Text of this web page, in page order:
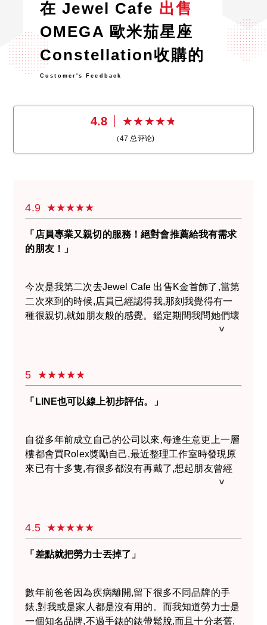
在 Jewel Cafe 出售
OMEGA 歐米茄星座
Constellation收購的
Customer's Feedback
4.8
（47 总评论)
4.9
「店員專業又親切的服務！絕對會推薦給我有需求
的朋友！」
今次是我第二次去Jewel Cafe 出售K金首飾了,當第
二次來到的時候,店員已經認得我,那刻我覺得有一
種很親切,就如朋友般的感覺。鑑定期間我問她們壞
了的勞力士手錶可以回收嗎?剛巧包包裡有1隻舊勞
日常生活的鎖碎事,讓我很開心和滿意。回家都要找
找有沒有不要的東西可以帶到Jewel Cafe 出售,而
女兒不要的名牌包包,下次都會帶去Jewel Cafe 鑑
5
「LINE也可以線上初步評估。」
自從多年前成立自己的公司以來,每逢生意更上一層
樓都會買Rolex獎勵自己,最近整理工作室時發現原
來已有十多隻,有很多都沒有再戴了,想起朋友曾經
提過去Jewel Cafe賣錶的事便在網上搜尋了一下。
我挑了四隻Rolex試著問價格,隔天已收到Jewel
Cafe的回覆,價錢非常不錯,幾個步驟便可以得到大
約價格,真的很方便。其中兩隻我真的不會再戴了,
切地提醒我星期六可能比較忙,我當刻立即覺得很貼
心!當天去到Jewel Cafe店員已知道大概情況,專業
4.5
「差點就把勞力士丟掉了」
數年前爸爸因為疾病離開,留下很多不同品牌的手
錶,對我或是家人都是沒有用的。而我知道勞力士是
一個知名品牌,不過手錶的錶帶鬆脫,而且十分老舊,